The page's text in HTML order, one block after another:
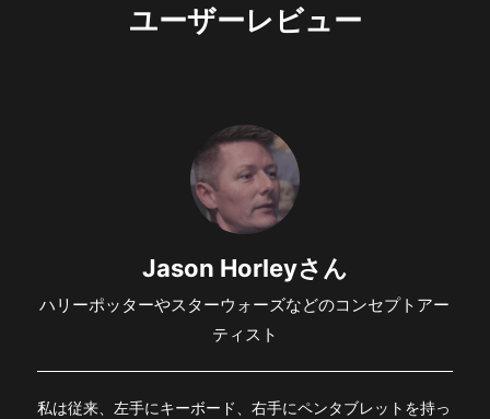
ユーザーレビュー
Jason Horleyさん
ハリーポッターやスターウォーズなどのコンセプトアー
ティスト
私は従来、左手にキーボード、右手にペンタブレットを持っ